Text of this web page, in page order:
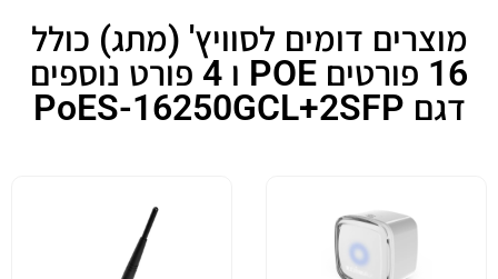
מוצרים דומים לסוויץ' (מתג) כולל
16 פורטים POE ו 4 פורט נוספים
דגם PoES-16250GCL+2SFP